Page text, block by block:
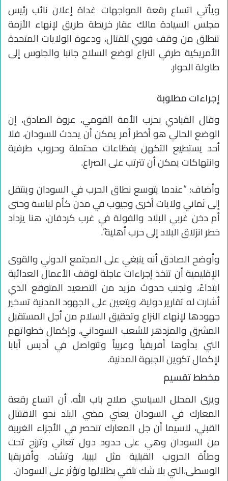
ويأتي اتساع رقعة المواجهات غداة إعلان نائب رئيس
مجلس السيادة مالك عقار خريطة طريق لإنهاء الأزمة
تنطلق من وقف فوري للقتال، ودعوة الولايات المتحدة
الأمريكية طرفي النزاع لوضع السلاح جانبا والجلوس إلى
طاولة الحوار.
إجراءات مطلوبة
وقال القيادي بحزب الأمة القومي، عروة الصادق، إن
الوضع الحالي هو أخطر أمر يمكن أن يحدث للسودان، فلا
أحد يستطيع التكهن بفظاعات محتملة وحروب طرفية
وانتهاكات يمكن أن تترتب على الصراع.
وأضاف: “عندما يتوسع نطاق الحرب في السودان وينتقل
إلى ثماني ولايات أخرى وجيوب في مدن كأم لباسة وحتى
أم دخن غربي البلاد والفولة في غرب كردفان، هنا يزداد
خطر انزلاق البلاد إلى حرب أهلية”.
وأوضح الصادق أنه ينبغي على المجتمع الدولي والقوى
الإقليمية أن تتخذ إجراءات عاجلة لوقف الأعمال العدائية
ابتداءً، وتجنب حدوث مزيد من التصعيد المتوقع الذي
أشارت له تقارير دولية، ويتعين على الجهود المدنية تسخير
جهودها لإنهاء النزاع وتحقيق السلام من أجل المستقبل
المشرق والمزدهر للشعب السوداني، وإكمال خطواتهم
التي بدأوها أفريقياً وعربياً وتتواصل في أديس أبابا
لإكمال تكوين الجبهة المدنية.
مخطط تقسيم
ويرى المحلل السياسي صلاح باب الله، أن اتساع رقعة
المعارك في السودان يعني مضي البلد نحو الاقتتال
القبلي، لاسيما أن جل المعارك تنحصر في الأجزاء الغربية
من السودان وهي على حدود دول تعاني وترزح تحت
وطأة الحروب القبلية مثل ليبيا، وتشاد، وأفريقيا
الوسطى،التي بلا شك تلقي بظلالها وتؤثر على السودان.